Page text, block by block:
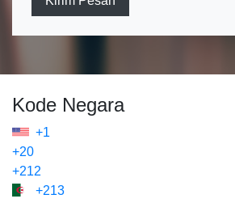
Kode Negara
+1
+20
+212
+213